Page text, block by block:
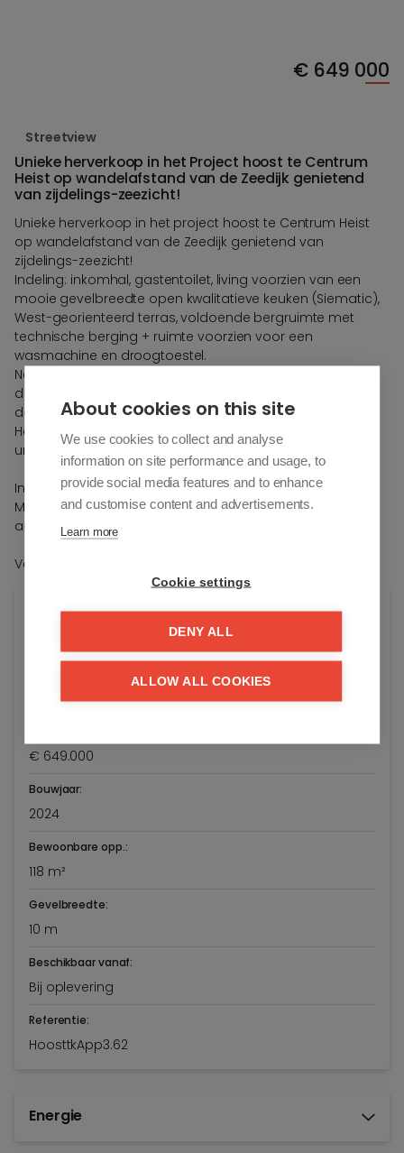
€649 000
Streetview
Unieke herverkoop in het Project hoost te Centrum
Heist op wandelafstand van de Zeedijk genietend
van zijdelings-zeezicht!
Unieke herverkoop in het project hoost te Centrum Heist
op wandelafstand van de Zeedijk genietend van
zijdelings-zeezicht!
Indeling: inkomhal, gastentoilet, living voorzien van een
mooie gevelbreedte open kwalitatieve keuken (Siematic),
West-georienteerd terras, voldoende bergruimte met
technische berging + ruimte voorzien voor een
wasmachine en droogtoestel.
Nachthall, Masterbedroom met aansluitende
douchekamer, 2de en 3de slaapkamer met aansluitende
douchehoek.
Het appartement geniet een topafwerking voorzienen
unieke verzichten & toparchitectuur.
Incl. Gemeenschappelijke fietsenberging in het gebouw.
Mogelijkheid tot aankoop van een inpandige
autostaanplaats en ofwel garagebox.
Verkoop onder BTW-Stelsel.
Algemene info
Adres:
Maes En Boereboomplein 3/62
Knokke-Heist
€ 649.000
Bouwjaar:
2024
Bewoonbare opp.:
118 m²
Gevelbreedte:
10 m
Beschikbaar vanaf:
Bij oplevering
Referentie:
HoosttkApp3.62
Energie
About cookies on this site
We use cookies to collect and analyse
information on site performance and usage, to
provide social media features and to enhance
and customise content and advertisements.
Learn more
Cookie settings
DENY ALL
ALLOW ALL COOKIES